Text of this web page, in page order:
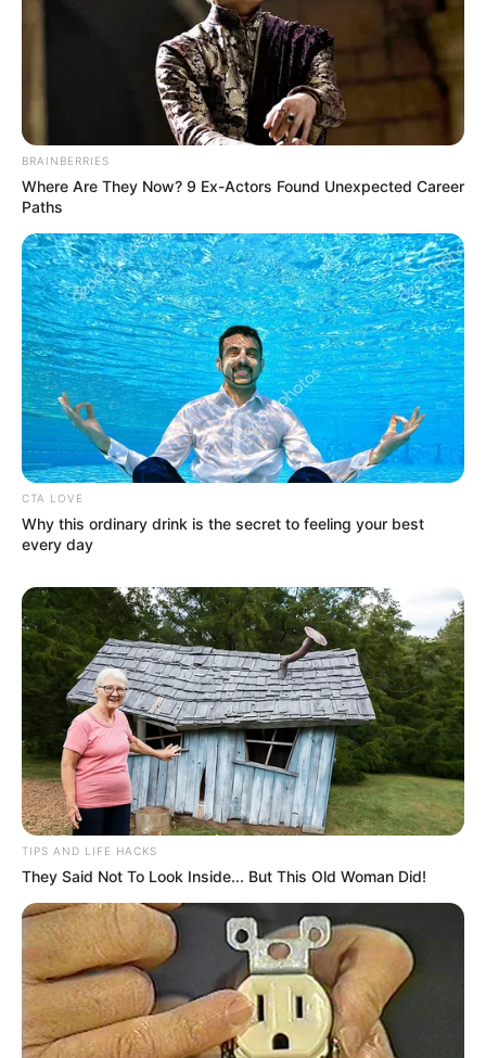
BRAINBERRIES
Where Are They Now? 9 Ex-Actors Found Unexpected Career
Paths
CTA LOVE
Why this ordinary drink is the secret to feeling your best
every day
TIPS AND LIFE HACKS
They Said Not To Look Inside... But This Old Woman Did!